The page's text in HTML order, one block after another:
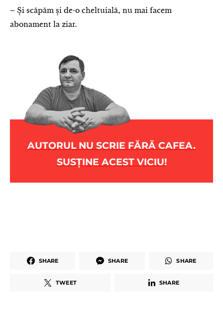
– Și scăpăm și de-o cheltuială, nu mai facem
abonament la ziar.
AUTORUL NU SCRIE FĂRĂ CAFEA.
SUSȚINE ACEST VICIU!
SHARE SHARE SHARE
TWEET SHARE